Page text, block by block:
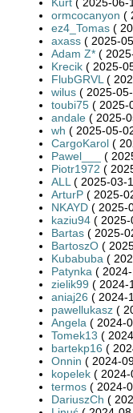
ormcocanyon (
ez4_Tomas (
axass ( 2025-
Adam Z* (
Krecik ( 2025-
FlubGRVL (
wilus ( 2025-
toubi75 ( 2025-
andale ( 2025-
wh ( 2025-05-
CargoKarol (
Pawel___
(
Piotr1972 (
ALL ( 2025-03-
ArturP ( 2025-
NKAYD ( 2025-
kaziu94 ( 2025-
Bartas ( 2025-
BartoszO (
Kubabuba (
Patynka (
zielik99 ( 2024-
aniaj26 ( 2024-
pawellukasz (
Angela ( 2024-
Tomek13 (
bartekp16 (
Onnin ( 2024-
kopelek ( 2024-
termos ( 2024-
DariuszCh (